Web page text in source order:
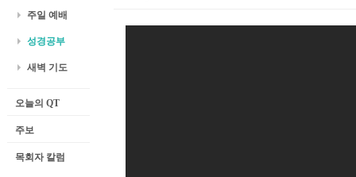
주일 예배
성경공부
새벽 기도
오늘의 QT
주보
목회자 칼럼